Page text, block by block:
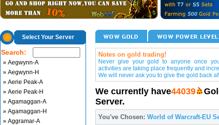
Select Your Server
Search:
» Aegwynn-A
» Aegwynn-H
» Aerie Peak-A
» Aerie Peak-H
» Agamaggan-A
» Agamaggan-H
» Aggramar-A
Notes on gold trading!
Never give your gold to anyone once
activities are taking place frequently and
We will never ask you to give the gold back
We currently have44039
Server.
You've Chosen: World of Warcraft-EU